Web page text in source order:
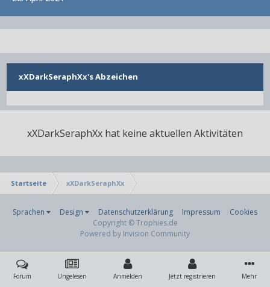
xXDarkSeraphXx's Abzeichen
xXDarkSeraphXx hat keine aktuellen Aktivitäten
Startseite xXDarkSeraphXx
Sprachen Design Datenschutzerklärung Impressum
Cookies
Copyright © Trophies.de
Powered by Invision Community
Forum Ungelesen Anmelden Jetzt registrieren Mehr